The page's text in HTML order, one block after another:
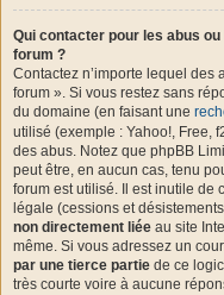
Qui contacter pour les abus
forum ?
Contactez n’importe lequel des
forum ». Si vous restez sans
du domaine (en faisant une
utilisé (exemple : Yahoo!, Free,
des abus. Notez que phpBB
peut être, en aucun cas, tenu
forum est utilisé. Il est inutile de
légale (cessions et
non directement liée au site
même. Si vous adressez un
par une tierce partie de ce
très courte voire à aucune